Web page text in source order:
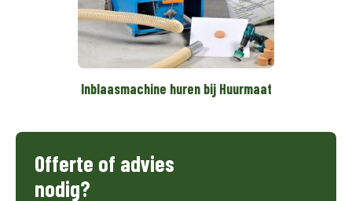
Inblaasmachine huren bij Huurmaat
Offerte of advies
nodig?